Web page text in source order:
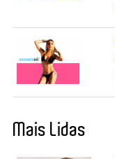
Mais Lidas